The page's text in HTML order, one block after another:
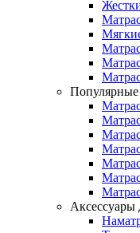
Популярные
Аксессуары